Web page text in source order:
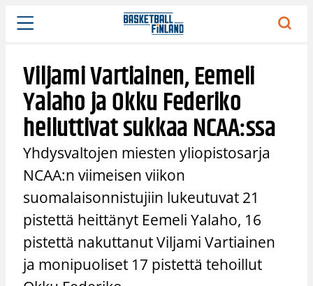
Siirry
sisältöön
Viljami Vartiainen, Eemeli
Yalaho ja Okku Federiko
heiluttivat sukkaa NCAA:ssa
Yhdysvaltojen miesten yliopistosarja
NCAA:n viimeisen viikon
suomalaisonnistujiin lukeutuvat 21
pistettä heittänyt Eemeli Yalaho, 16
pistettä nakuttanut Viljami Vartiainen
ja monipuoliset 17 pistettä tehoillut